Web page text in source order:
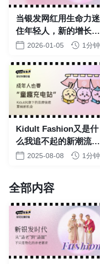
当银发网红用生命力迷
住年轻人，新的增长点
在哪里?
2026-01-05 1分钟
Kidult Fashion又是什
么我追不起的新潮流
吗？2025-08-08 1分钟
全部内容